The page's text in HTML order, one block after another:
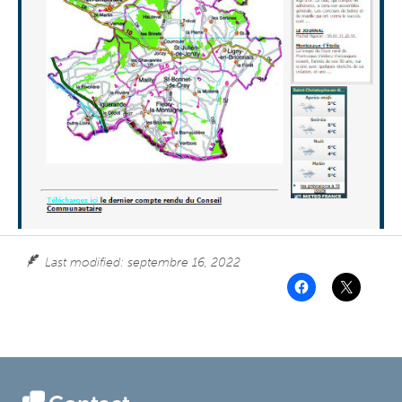
Le Qi Gong et le Tai Chi Chuan
Sud Foot 71
Salles municipales et espaces publics
Last modified: septembre 16, 2022